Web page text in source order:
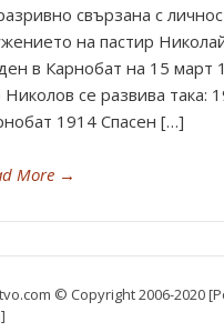
свързана с
на пастир
в Карнобат на 15 март
Николов се развива така:
1914 Спасен […]
More →
© Copyright 2006-2020